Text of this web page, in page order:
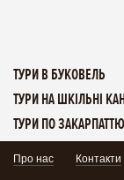
ТУРИ В БУКОВЕЛЬ
ТУРИ НА ШКІЛЬНІ
ТУРИ ПО ЗАКАРПАТТЮ
Про нас Контакти